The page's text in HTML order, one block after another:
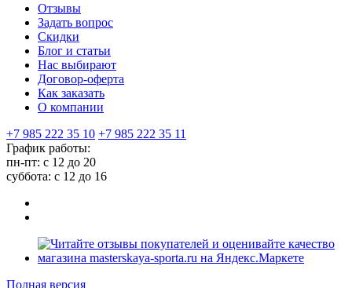
Отзывы
Задать вопрос
Скидки
Блог и статьи
Нас выбирают
Договор-оферта
Как заказать
О компании
+7 985 222 35 10 +7 985 222 35 11
График работы:
пн-пт: с 12 до 20
суббота: c 12 до 16
Полная версия